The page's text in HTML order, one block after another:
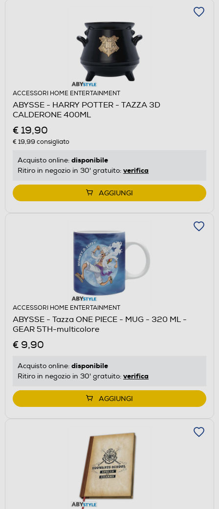
ACCESSORI HOME ENTERTAINMENT
ABYSSE - HARRY POTTER - TAZZA 3D
CALDERONE 400ML
€ 19,90
€ 19,99 consigliato
Acquisto online: disponibile
Ritiro in negozio in 30' gratuito: verifica
AGGIUNGI
ACCESSORI HOME ENTERTAINMENT
ABYSSE - Tazza ONE PIECE - MUG - 320 ML -
GEAR 5TH-multicolore
€ 9,90
Acquisto online: disponibile
Ritiro in negozio in 30' gratuito: verifica
AGGIUNGI